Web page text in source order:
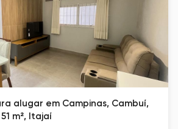
alugar em Campinas, Cambuí,
m², Itajaí